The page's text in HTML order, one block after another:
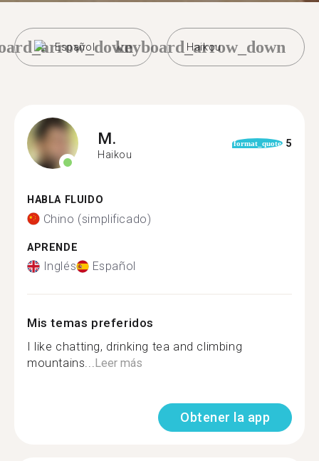
Español Haikou
keyboard_arrow_down
M.
Haikou
format_quote 5
HABLA FLUIDO
Chino (simplificado)
APRENDE
Inglés Español
Mis temas preferidos
I like chatting, drinking tea and climbing
mountains...Leer más
Obtener la app